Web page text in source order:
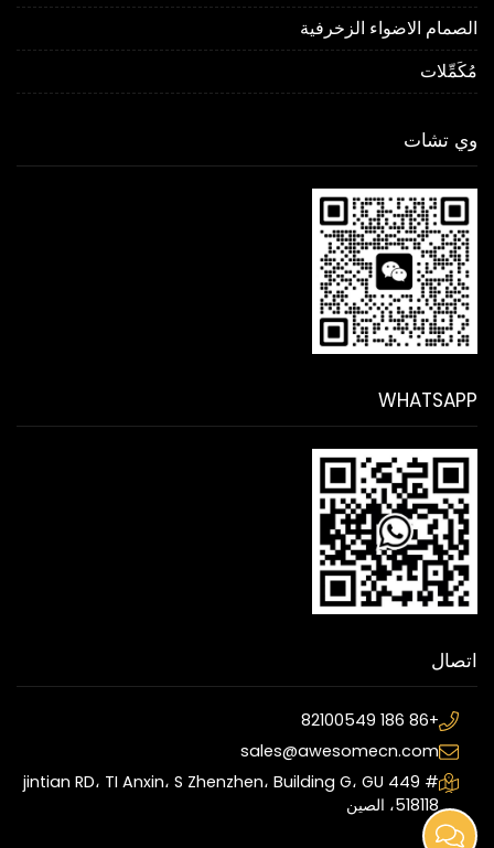
الصمام الاضواء الزخرفية
مُكَمِّلات
وي تشات
WHATSAPP
اتصال
+86 186 82100549
sales@awesomecn.com
# 449 jintian RD، TI Anxin، S Zhenzhen، Building G، GU
518118، الصين